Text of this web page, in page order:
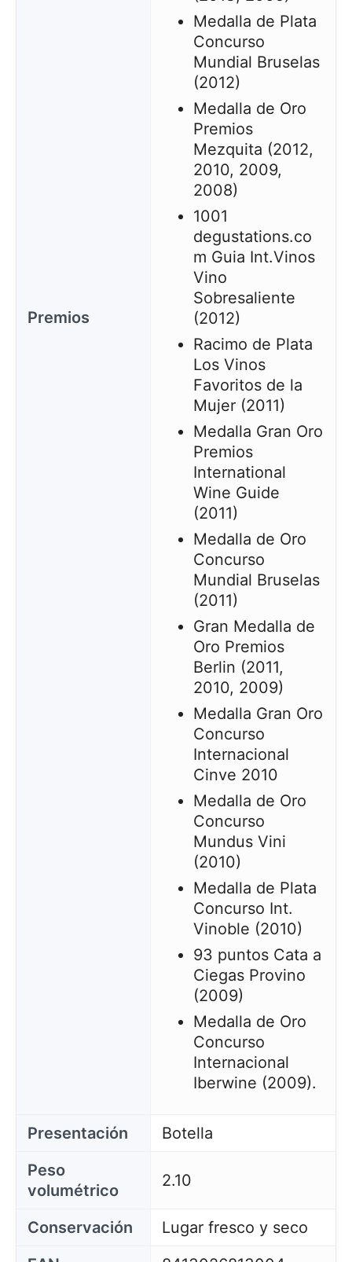
Premios
Medalla de Plata
Concurso
Mundial Bruselas
(2012)
Medalla de Oro
Premios
Mezquita (2012,
2010, 2009,
2008)
1001
degustations.co
m Guia Int.Vinos
Vino
Sobresaliente
(2012)
Racimo de Plata
Los Vinos
Favoritos de la
Mujer (2011)
Medalla Gran Oro
Premios
International
Wine Guide
(2011)
Medalla de Oro
Concurso
Mundial Bruselas
(2011)
Gran Medalla de
Oro Premios
Berlin (2011,
2010, 2009)
Medalla Gran Oro
Concurso
Internacional
Cinve 2010
Medalla de Oro
Concurso
Mundus Vini
(2010)
Medalla de Plata
Concurso Int.
Vinoble (2010)
93 puntos Cata a
Ciegas Provino
(2009)
Medalla de Oro
Concurso
Internacional
Iberwine (2009).
Presentación
Botella
Peso
volumétrico
2.10
Conservación
Lugar fresco y seco
Este sitio web utiliza cookies
almacenar y escribir información en su navegador y
en su dispositivo. La información procesada por